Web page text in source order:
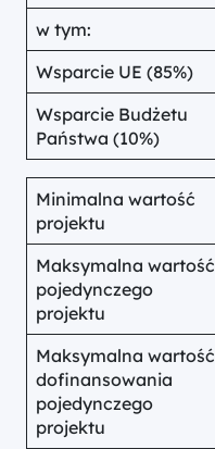
w tym:
Wsparcie UE (85%)
Wsparcie Budżetu
Państwa (10%)
Minimalna wartość
projektu
Maksymalna wartość
pojedynczego
projektu
Maksymalna wartość
dofinansowania
pojedynczego
projektu